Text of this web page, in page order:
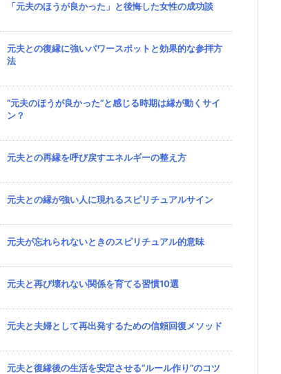
「元夫のほうが良かった」と後悔した女性の成功談
元夫との復縁に強いパワースポットと効果的な参拝方
法
“元夫のほうが良かった”と感じる時期は縁が動くサイ
ン？
元夫との再縁を呼び戻すエネルギーの整え方
元夫との縁が強い人に現れるスピリチュアルサイン
元夫が忘れられないときのスピリチュアル的意味
元夫と再び壊れない関係を育てる習慣10選
元夫と夫婦として再出発するための信頼回復メソッド
元夫と復縁後の生活を安定させる“ルール作り”のコツ